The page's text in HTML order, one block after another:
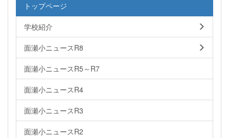
トップページ
学校紹介
面瀬小ニュースR8
面瀬小ニュースR5～R7
面瀬小ニュースR4
面瀬小ニュースR3
面瀬小ニュースR2